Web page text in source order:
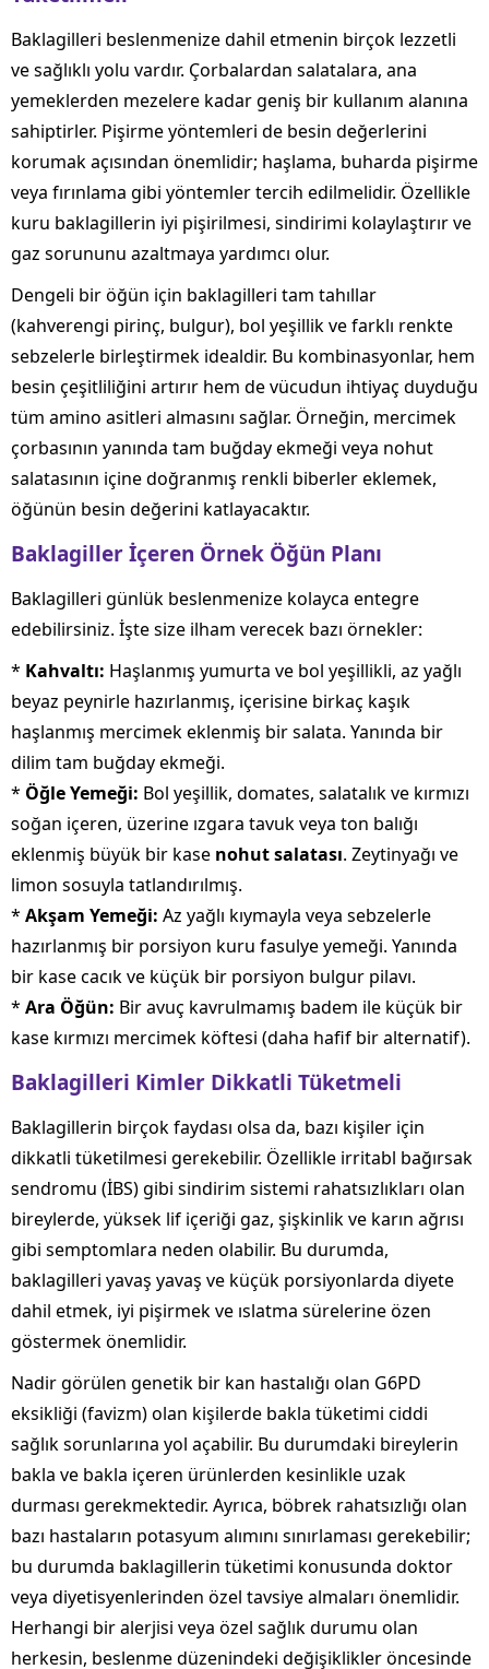
Baklagilleri beslenmenize dahil etmenin birçok lezzetli
ve sağlıklı yolu vardır. Çorbalardan salatalara, ana
yemeklerden mezelere kadar geniş bir kullanım alanına
sahiptirler. Pişirme yöntemleri de besin değerlerini
korumak açısından önemlidir; haşlama, buharda pişirme
veya fırınlama gibi yöntemler tercih edilmelidir. Özellikle
kuru baklagillerin iyi pişirilmesi, sindirimi kolaylaştırır ve
gaz sorununu azaltmaya yardımcı olur.
Dengeli bir öğün için baklagilleri tam tahıllar
(kahverengi pirinç, bulgur), bol yeşillik ve farklı renkte
sebzelerle birleştirmek idealdir. Bu kombinasyonlar, hem
besin çeşitliliğini artırır hem de vücudun ihtiyaç duyduğu
tüm amino asitleri almasını sağlar. Örneğin, mercimek
çorbasının yanında tam buğday ekmeği veya nohut
salatasının içine doğranmış renkli biberler eklemek,
öğünün besin değerini katlayacaktır.
Baklagiller İçeren Örnek Öğün Planı
Baklagilleri günlük beslenmenize kolayca entegre
edebilirsiniz. İşte size ilham verecek bazı örnekler:
* Kahvaltı: Haşlanmış yumurta ve bol yeşillikli, az yağlı
beyaz peynirle hazırlanmış, içerisine birkaç kaşık
haşlanmış mercimek eklenmiş bir salata. Yanında bir
dilim tam buğday ekmeği.
* Öğle Yemeği: Bol yeşillik, domates, salatalık ve kırmızı
soğan içeren, üzerine ızgara tavuk veya ton balığı
eklenmiş büyük bir kase nohut salatası. Zeytinyağı ve
limon sosuyla tatlandırılmış.
* Akşam Yemeği: Az yağlı kıymayla veya sebzelerle
hazırlanmış bir porsiyon kuru fasulye yemeği. Yanında
bir kase cacık ve küçük bir porsiyon bulgur pilavı.
* Ara Öğün: Bir avuç kavrulmamış badem ile küçük bir
kase kırmızı mercimek köftesi (daha hafif bir alternatif).
Baklagilleri Kimler Dikkatli Tüketmeli
Baklagillerin birçok faydası olsa da, bazı kişiler için
dikkatli tüketilmesi gerekebilir. Özellikle irritabl bağırsak
sendromu (İBS) gibi sindirim sistemi rahatsızlıkları olan
bireylerde, yüksek lif içeriği gaz, şişkinlik ve karın ağrısı
gibi semptomlara neden olabilir. Bu durumda,
baklagilleri yavaş yavaş ve küçük porsiyonlarda diyete
dahil etmek, iyi pişirmek ve ıslatma sürelerine özen
göstermek önemlidir.
Nadir görülen genetik bir kan hastalığı olan G6PD
eksikliği (favizm) olan kişilerde bakla tüketimi ciddi
sağlık sorunlarına yol açabilir. Bu durumdaki bireylerin
bakla ve bakla içeren ürünlerden kesinlikle uzak
durması gerekmektedir. Ayrıca, böbrek rahatsızlığı olan
bazı hastaların potasyum alımını sınırlaması gerekebilir;
bu durumda baklagillerin tüketimi konusunda doktor
veya diyetisyenlerinden özel tavsiye almaları önemlidir.
Herhangi bir alerjisi veya özel sağlık durumu olan
herkesin, beslenme düzenindeki değişiklikler öncesinde